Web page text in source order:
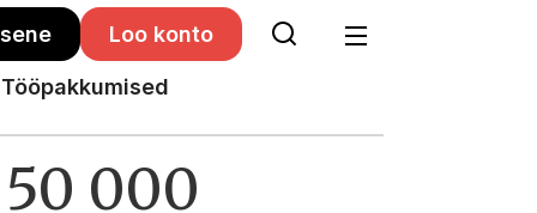
Loo konto
Tööpakkumised
000